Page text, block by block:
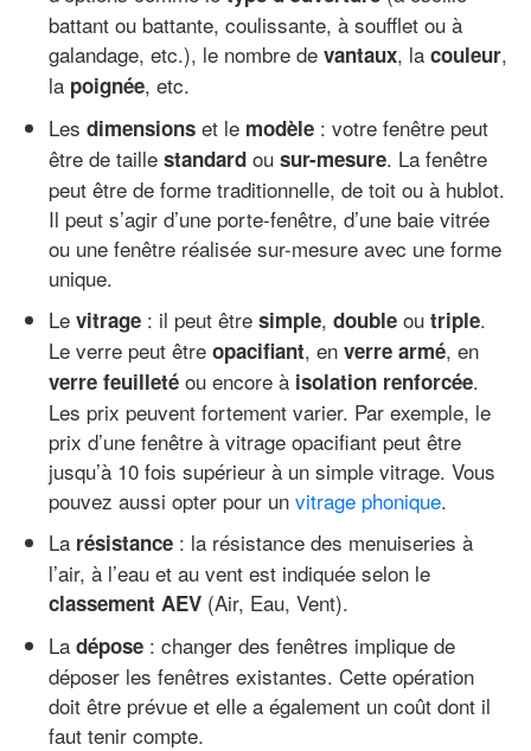
battant ou battante, coulissante, à soufflet ou à
galandage, etc.), le nombre de vantaux, la couleur,
la poignée, etc.
Les dimensions et le modèle : votre fenêtre peut
être de taille standard ou sur-mesure. La fenêtre
peut être de forme traditionnelle, de toit ou à hublot.
Il peut s’agir d’une porte-fenêtre, d’une baie vitrée
ou une fenêtre réalisée sur-mesure avec une forme
unique.
Le vitrage : il peut être simple, double ou triple.
Le verre peut être opacifiant, en verre armé, en
verre feuilleté ou encore à isolation renforcée.
Les prix peuvent fortement varier. Par exemple, le
prix d’une fenêtre à vitrage opacifiant peut être
jusqu’à 10 fois supérieur à un simple vitrage. Vous
pouvez aussi opter pour un vitrage phonique.
La résistance : la résistance des menuiseries à
l’air, à l’eau et au vent est indiquée selon le
classement AEV (Air, Eau, Vent).
La dépose : changer des fenêtres implique de
déposer les fenêtres existantes. Cette opération
doit être prévue et elle a également un coût dont il
faut tenir compte.